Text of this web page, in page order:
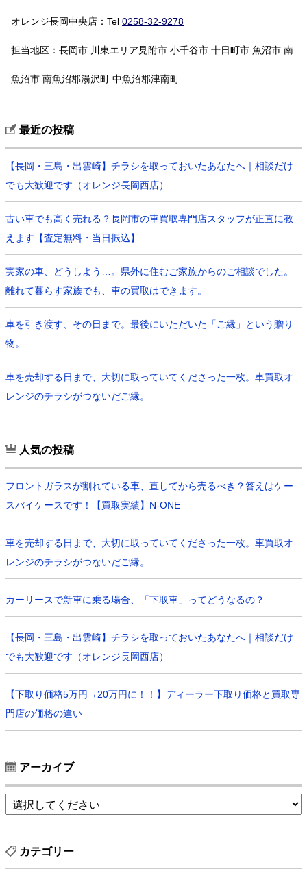
オレンジ長岡中央店：Tel 0258-32-9278
担当地区：長岡市 川東エリア見附市 小千谷市 十日町市 魚沼市 南
魚沼市 南魚沼郡湯沢町 中魚沼郡津南町
最近の投稿
【長岡・三島・出雲崎】チラシを取っておいたあなたへ｜相談だけ
でも大歓迎です（オレンジ長岡西店）
古い車でも高く売れる？長岡市の車買取専門店スタッフが正直に教
えます【査定無料・当日振込】
実家の車、どうしよう…。県外に住むご家族からのご相談でした。
離れて暮らす家族でも、車の買取はできます。
車を引き渡す、その日まで。最後にいただいた「ご縁」という贈り
物。
車を売却する日まで、大切に取っていてくださった一枚。車買取オ
レンジのチラシがつないだご縁。
人気の投稿
フロントガラスが割れている車、直してから売るべき？答えはケー
スバイケースです！【買取実績】N-ONE
車を売却する日まで、大切に取っていてくださった一枚。車買取オ
レンジのチラシがつないだご縁。
カーリースで新車に乗る場合、「下取車」ってどうなるの？
【長岡・三島・出雲崎】チラシを取っておいたあなたへ｜相談だけ
でも大歓迎です（オレンジ長岡西店）
【下取り価格5万円→20万円に！！】ディーラー下取り価格と買取専
門店の価格の違い
アーカイブ
カテゴリー